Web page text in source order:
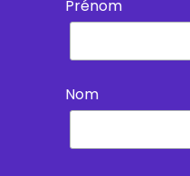
Prénom
Nom